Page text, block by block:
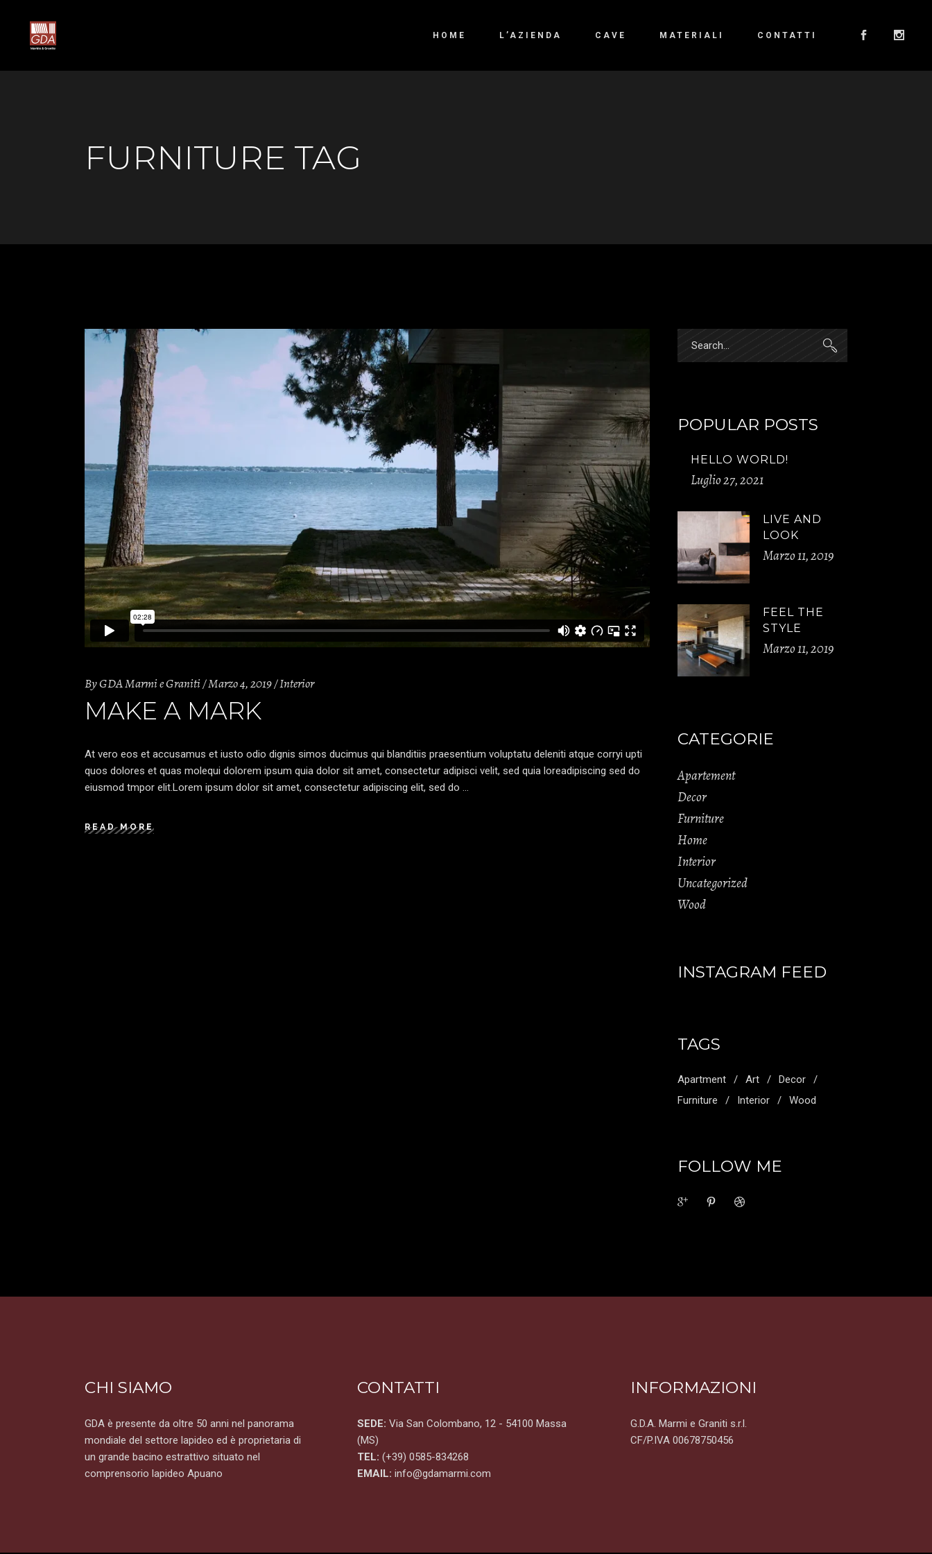
HOME L’AZIENDA CAVE MATERIALI CONTATTI
FURNITURE TAG
ByGDA Marmi e Graniti Marzo 4, 2019 Interior
MAKE A MARK
At vero eos et accusamus et iusto odio dignis simos ducimus qui blanditiis praesentium voluptatu deleniti atque corryi upti
quos dolores et quas molequi dolorem ipsum quia dolor sit amet, consectetur adipisci velit, sed quia loreadipiscing sed do
eiusmod tmpor elit.Lorem ipsum dolor sit amet, consectetur adipiscing elit, sed do
READ MORE
for:
POPULAR POSTS
HELLO WORLD!
Luglio 27, 2021
LIVE AND
LOOK
Marzo 11, 2019
FEEL THE
STYLE
Marzo 11, 2019
CATEGORIE
Apartement
Decor
Furniture
Home
Interior
Uncategorized
Wood
INSTAGRAM FEED
TAGS
Apartment Art
Decor
Furniture
Interior Wood
FOLLOW ME
CHI SIAMO
GDA è presente da oltre 50 anni nel panorama
mondiale del settore lapideo ed è proprietaria di
un grande bacino estrattivo situato nel
comprensorio lapideo Apuano
CONTATTI
SEDE:Via San Colombano, 12 - 54100 Massa
(MS)
TEL:(+39) 0585-834268
EMAIL: info@gdamarmi.com
INFORMAZIONI
G.D.A. Marmi e Graniti s.r.l.
CF/P.IVA 00678750456